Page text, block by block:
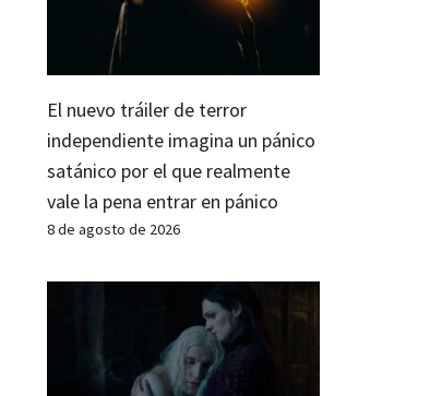
El nuevo tráiler de terror
independiente imagina un pánico
satánico por el que realmente
vale la pena entrar en pánico
8 de agosto de 2026